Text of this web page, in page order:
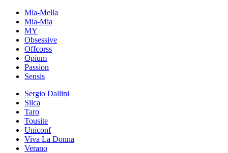
Mia-Mella
Mia-Mia
MY
Obsessive
Offcorss
Opium
Passion
Sensis
Sergio Dallini
Silca
Taro
Tousite
Uniconf
Viva La Donna
Verano